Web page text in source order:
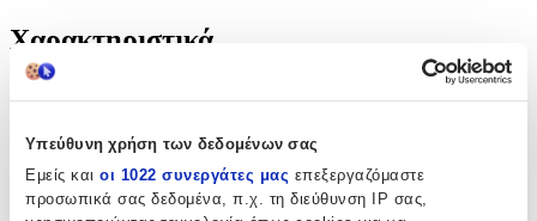
Υπεύθυνη χρήση των δεδομένων σας
Εμείς και οι 1022 συνεργάτες μας επεξεργαζόμαστε
προσωπικά σας δεδομένα, π.χ. τη διεύθυνση IP σας,
Χαρακτηριστικά
Εκδότης:
Φεστιβάλ Κινηματογράφου Θεσσαλονίκης